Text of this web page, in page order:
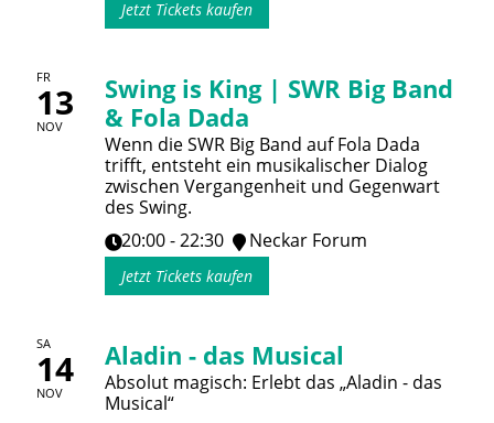
Jetzt Tickets kaufen
FR
13
NOV
Swing is King | SWR Big Band
& Fola Dada
Wenn die SWR Big Band auf Fola Dada
trifft, entsteht ein musikalischer Dialog
zwischen Vergangenheit und Gegenwart
des Swing.
20:00 - 22:30
Neckar Forum
Jetzt Tickets kaufen
SA
14
NOV
Aladin - das Musical
Absolut magisch: Erlebt das „Aladin - das
Musical“